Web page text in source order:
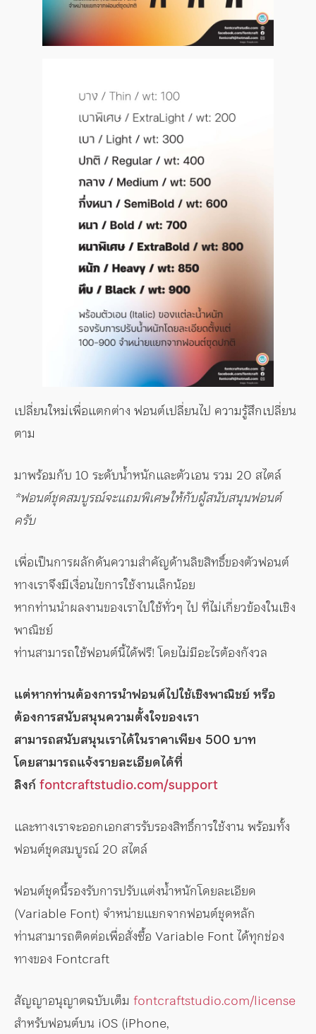
เปลี่ยนใหม่เพื่อแตกต่าง ฟอนต์เปลี่ยนไป ความรู้สึกเปลี่ยน
ตาม
มาพร้อมกับ 10 ระดับน้ำหนักและตัวเอน รวม 20 สไตล์
*ฟอนต์ชุดสมบูรณ์จะแถมพิเศษให้กับผู้สนับสนุนฟอนต์
ครับ
เพื่อเป็นการผลักดันความสำคัญด้านลิขสิทธิ์ของตัวฟอนต์
ทางเราจึงมีเงื่อนไขการใช้งานเล็กน้อย
หากท่านนำผลงานของเราไปใช้ทั่วๆ ไป ที่ไม่เกี่ยวข้องในเชิง
พาณิชย์
ท่านสามารถใช้ฟอนต์นี้ได้ฟรี! โดยไม่มีอะไรต้องกังวล
แต่หากท่านต้องการนำฟอนต์ไปใช้เชิงพาณิชย์ หรือ
ต้องการสนับสนุนความตั้งใจของเรา
สามารถสนับสนุนเราได้ในราคาเพียง 500 บาท
โดยสามารถแจ้งรายละเอียดได้ที่
ลิงก์fontcraftstudio.com/support
และทางเราจะออกเอกสารรับรองสิทธิ์การใช้งาน พร้อมทั้ง
ฟอนต์ชุดสมบูรณ์ 20 สไตล์
ฟอนต์ชุดนี้รองรับการปรับแต่งน้ำหนักโดยละเอียด
(Variable Font) จำหน่ายแยกจากฟอนต์ชุดหลัก
ท่านสามารถติดต่อเพื่อสั่งซื้อ Variable Font ได้ทุกช่อง
ทางของ Fontcraft
สัญญาอนุญาตฉบับเต็ม fontcraftstudio.com/license
สำหรับฟอนต์บน iOS (iPhone,